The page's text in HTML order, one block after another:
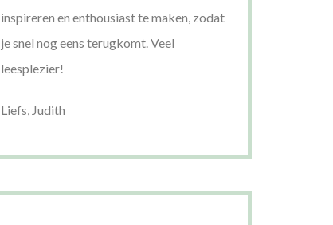
inspireren en enthousiast te maken, zodat
je snel nog eens terugkomt. Veel
leesplezier!
Liefs, Judith